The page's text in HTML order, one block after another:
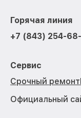
Горячая линия
+7 (843) 254-
Сервис
Срочный ремонт
Официальный